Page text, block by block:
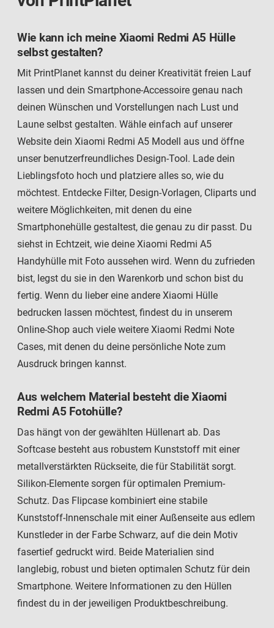
Wie kann ich meine Xiaomi Redmi A5 Hülle
selbst gestalten?
Mit PrintPlanet kannst du deiner Kreativität freien Lauf
lassen und dein Smartphone-Accessoire genau nach
deinen Wünschen und Vorstellungen nach Lust und
Laune selbst gestalten. Wähle einfach auf unserer
Website dein Xiaomi Redmi A5 Modell aus und öffne
unser benutzerfreundliches Design-Tool. Lade dein
Lieblingsfoto hoch und platziere alles so, wie du
möchtest. Entdecke Filter, Design-Vorlagen, Cliparts und
weitere Möglichkeiten, mit denen du eine
Smartphonehülle gestaltest, die genau zu dir passt. Du
siehst in Echtzeit, wie deine Xiaomi Redmi A5
Handyhülle mit Foto aussehen wird. Wenn du zufrieden
bist, legst du sie in den Warenkorb und schon bist du
fertig. Wenn du lieber eine andere Xiaomi Hülle
bedrucken lassen möchtest, findest du in unserem
Online-Shop auch viele weitere Xiaomi Redmi Note
Cases, mit denen du deine persönliche Note zum
Ausdruck bringen kannst.
Aus welchem Material besteht die Xiaomi
Redmi A5 Fotohülle?
Das hängt von der gewählten Hüllenart ab. Das
Softcase besteht aus robustem Kunststoff mit einer
metallverstärkten Rückseite, die für Stabilität sorgt.
Silikon-Elemente sorgen für optimalen Premium-
Schutz. Das Flipcase kombiniert eine stabile
Kunststoff-Innenschale mit einer Außenseite aus edlem
Kunstleder in der Farbe Schwarz, auf die dein Motiv
fasertief gedruckt wird. Beide Materialien sind
langlebig, robust und bieten optimalen Schutz für dein
Smartphone. Weitere Informationen zu den Hüllen
findest du in der jeweiligen Produktbeschreibung.